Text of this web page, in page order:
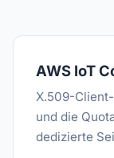
AWS IoT
X.509-
und die
dedizierte